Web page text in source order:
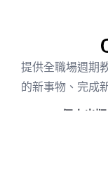
提供全職場週期
的新事物、完成
個人出版